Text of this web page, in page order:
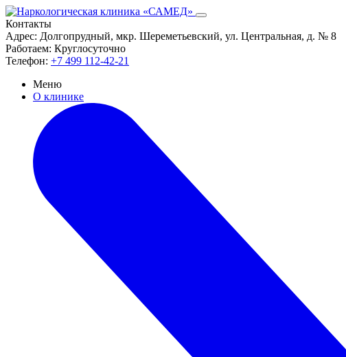
Контакты
Адрес: Долгопрудный, мкр. Шереметьевский, ул. Центральная, д. № 8
Работаем: Круглосуточно
Телефон: +7 499 112-42-21
Меню
О клинике